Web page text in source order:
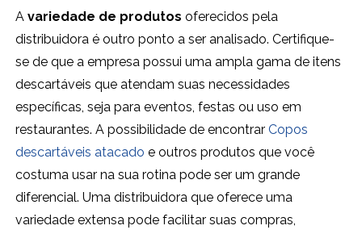
Avariedade de produtos oferecidos pela
distribuidora é outro ponto a ser analisado. Certifique-
se de que a empresa possui uma ampla gama de itens
descartáveis que atendam suas necessidades
específicas, seja para eventos, festas ou uso em
restaurantes. A possibilidade de encontrarCopos
descartáveis atacadoe outros produtos que você
costuma usar na sua rotina pode ser um grande
diferencial. Uma distribuidora que oferece uma
variedade extensa pode facilitar suas compras,